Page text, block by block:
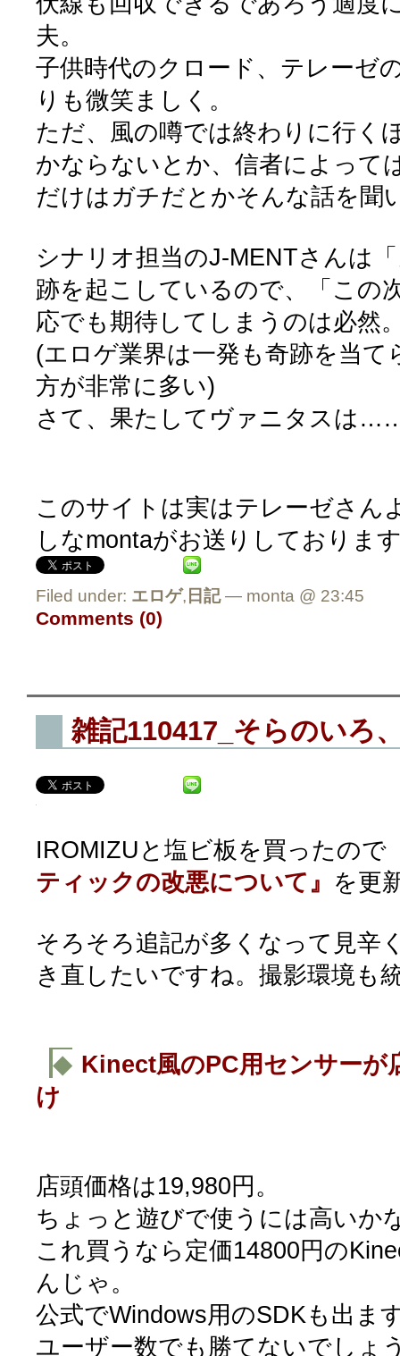
夫。
子供時代のクロード、テレーゼ
りも微笑ましく。
ただ、風の噂では終わりに行く
かならないとか、信者によって
だけはガチだとかそんな話を聞
シナリオ担当のJ-MENTさんは
跡を起こしているので、「こ
応でも期待してしまうのは必然
(エロゲ業界は一発も奇跡を当て
方が非常に多い)
さて、果たしてヴァニタスは
このサイトは実はテレーゼさん
しなmontaがお送りしておりま
Filed under: エロゲ, 日記— monta @ 23:45
Comments (0)
雑記110417_そらのいろ
IROMIZUと塩ビ板を買ったので
ティックの改悪について』 を更
そろそろ追記が多くなって見辛
き直したいですね。撮影環境も
◆ Kinect風のPC用センサーが
け
店頭価格は19,980円。
ちょっと遊びで使うには高いか
これ買うなら定価14800円の
んじゃ。
公式でWindows用のSDKも出ま
ユーザー数でも勝てないでしょ